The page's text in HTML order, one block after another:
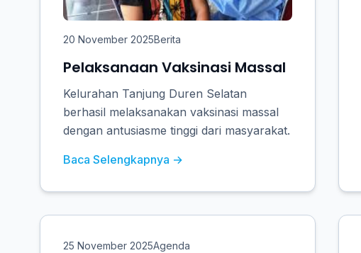
20 November 2025Berita
Pelaksanaan Vaksinasi Massal
Kelurahan Tanjung Duren Selatan
berhasil melaksanakan vaksinasi massal
dengan antusiasme tinggi dari masyarakat.
Baca Selengkapnya →
25 November 2025Agenda